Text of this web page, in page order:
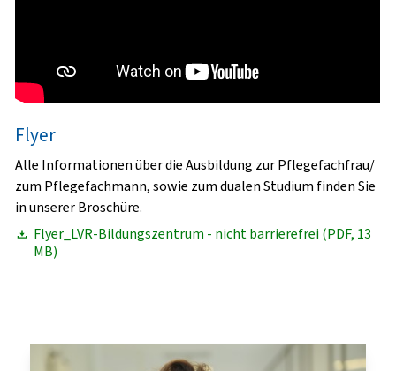
Flyer
Alle Informationen über die Ausbildung zur Pflegefachfrau/
zum Pflegefachmann, sowie zum dualen Studium finden Sie
in unserer Broschüre.
Flyer_LVR-Bildungszentrum - nicht barrierefrei (PDF, 13
MB)